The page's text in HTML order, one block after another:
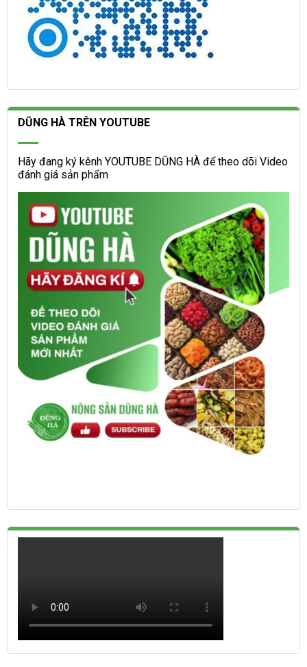
DŨNG HÀ TRÊN YOUTUBE
Hãy đang ký kênh YOUTUBE DŨNG HÀ để theo dõi Video
đánh giá sản phẩm